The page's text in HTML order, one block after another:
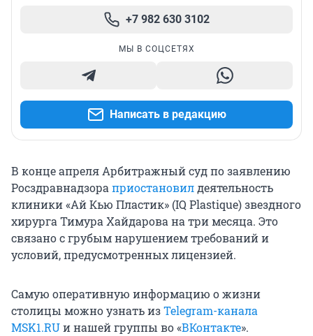
+7 982 630 3102
МЫ В СОЦСЕТЯХ
Написать в редакцию
В конце апреля Арбитражный суд по заявлению
Росздравнадзора приостановилдеятельность
клиники «Ай Кью Пластик» (IQ Plastique) звездного
хирурга Тимура Хайдарова на три месяца. Это
связано с грубым нарушением требований и
условий, предусмотренных лицензией.
Самую оперативную информацию о жизни
столицы можно узнать изTelegram-канала
MSK1.RUи нашей группы во «ВКонтакте».